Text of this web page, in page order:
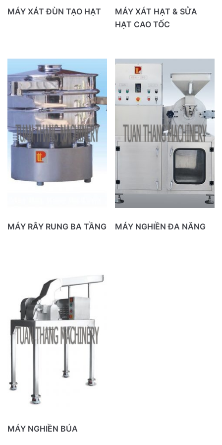
MÁY SÚC RỬA
XỬ LÝ KHÔNG KHÍ
THIẾT BỊ TẢI LIỆU
THIẾT BỊ CHIẾT XUẤT
THIẾT BỊ ĐIỀU KHIỂN – GIÁM SÁT
MÁY XÁT ĐÙN TẠO HẠT
MÁY XÁT HẠT & SỬA
HẠT CAO TỐC
MÁY RÂY RUNG BA TẦNG MÁY NGHIỀN ĐA NĂNG
MÁY NGHIỀN BÚA